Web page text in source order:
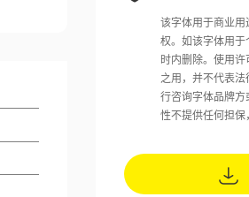
该字体用于商业
权。如该字体用于
时内删除。使用
之用，并不代表
行咨询字体品牌方
性不提供任何担保